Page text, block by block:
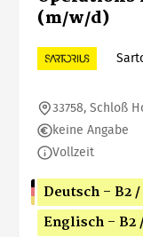
(m/w/d)
33758, Schloß
keine Angabe
Vollzeit
Deutsch - B2
Englisch - B2